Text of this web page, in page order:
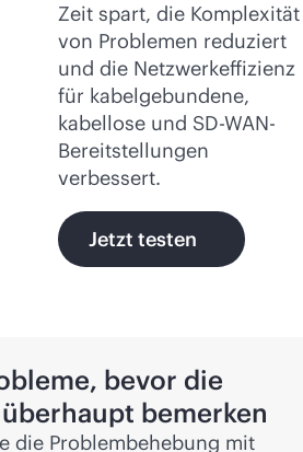
Zeit spart, die Komplexität
von Problemen reduziert
und die Netzwerkeffizienz
für kabelgebundene,
kabellose und SD-WAN-
Bereitstellungen
verbessert.
Jetzt testen
bevor die
bemerken
die Problembehebung mit